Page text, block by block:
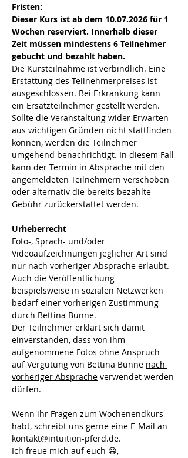
Fristen:
Dieser Kurs ist ab dem 10.07.2026 für 1
Wochen reserviert. Innerhalb dieser
Zeit müssen mindestens 6 Teilnehmer
gebucht und bezahlt haben.
Die Kursteilnahme ist verbindlich. Eine
Erstattung des Teilnehmerpreises ist
ausgeschlossen. Bei Erkrankung kann
ein Ersatzteilnehmer gestellt werden.
Sollte die Veranstaltung wider Erwarten
aus wichtigen Gründen nicht stattfinden
können, werden die Teilnehmer
umgehend benachrichtigt. In diesem Fall
kann der Termin in Absprache mit den
angemeldeten Teilnehmern verschoben
oder alternativ die bereits bezahlte
Gebühr zurückerstattet werden.
Urheberrecht
Foto-, Sprach- und/oder
Videoaufzeichnungen jeglicher Art sind
nur nach vorheriger Absprache erlaubt.
Auch die Veröffentlichung
beispielsweise in sozialen Netzwerken
bedarf einer vorherigen Zustimmung
durch Bettina Bunne.
Der Teilnehmer erklärt sich damit
einverstanden, dass von ihm
aufgenommene Fotos ohne Anspruch
auf Vergütung von Bettina Bunne nach
vorheriger Absprache verwendet werden
dürfen.
Wenn ihr Fragen zum Wochenendkurs
habt, schreibt uns gerne eine E-Mail an
kontakt@intuition-pferd.de.
Ich freue mich auf euch 😃,